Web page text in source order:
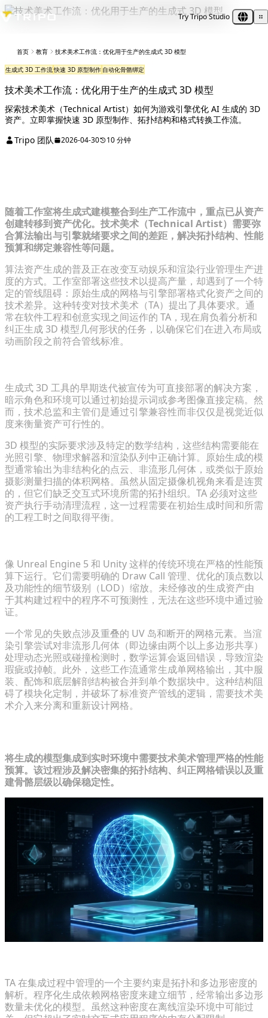
Try Tripo Studio
首页 教育 技术美术工作流：优化用于生产的生成式 3D 模型
生成式 3D 工作流快速 3D 原型制作 自动化骨骼绑定
技术美术工作流：优化用于生产的生成式 3D 模型
探索技术美术（Technical Artist）如何为游戏引擎优化 AI 生成的 3D
资产。立即掌握快速 3D 原型制作、拓扑结构和格式转换工作流。
Tripo 团队
2026-04-30 10 分钟
随着工作室将生成式建模整合到生产工作流中，重点已从资产
创建转移到资产优化。技术美术（Technical Artist）需要弥
合算法输出与引擎就绪要求之间的差距，解决拓扑结构、性能
预算和绑定兼容性等问题。
算法资产生成的普及正在改变互动娱乐和渲染行业管理生产进
度的方式。工作室部署这些技术以提高产量，却遇到了一个特
定的管线阻碍：原始生成的网格与引擎部署格式化资产之间的
技术差异。这种转变对技术美术（TA）提出了具体要求。通
常在软件工程和创意实现之间运作的 TA，现在肩负着分析和
纠正生成 3D 模型几何形状的任务，以确保它们在进入布局或
动画阶段之前符合管线标准。
生成式 3D 工具的早期迭代被宣传为可直接部署的解决方案，
暗示角色和环境可以通过初始提示词或参考图像直接定稿。然
而，技术总监和主管们是通过引擎兼容性而非仅仅是视觉近似
度来衡量资产可行性的。
3D 模型的实际要求涉及特定的数学结构，这些结构需要能在
光照引擎、物理求解器和渲染队列中正确计算。原始生成的模
型通常输出为非结构化的点云、非流形几何体，或类似于原始
摄影测量扫描的体积网格。虽然从固定摄像机视角来看是连贯
的，但它们缺乏交互式环境所需的拓扑组织。TA 必须对这些
资产执行手动清理流程，这一过程需要在初始生成时间和所需
的工程工时之间取得平衡。
像 Unreal Engine 5 和 Unity 这样的传统环境在严格的性能预
算下运行。它们需要明确的 Draw Call 管理、优化的顶点数以
及功能性的细节级别（LOD）缩放。未经修改的生成资产由
于其构建过程中的程序不可预测性，无法在这些环境中通过验
证。
一个常见的失败点涉及重叠的 UV 岛和断开的网格元素。当渲
染引擎尝试对非流形几何体（即边缘由两个以上多边形共享）
处理动态光照或碰撞检测时，数学运算会返回错误，导致渲染
瑕疵或掉帧。此外，这些工作流通常生成单网格输出，其中服
装、配饰和底层解剖结构被合并到单个数据块中。这种结构阻
碍了模块化定制，并破坏了标准资产管线的逻辑，需要技术美
术介入来分离和重新设计网格。
将生成的模型集成到实时环境中需要技术美术管理严格的性能
预算。该过程涉及解决密集的拓扑结构、纠正网格错误以及重
建骨骼层级以确保稳定性。
TA 在集成过程中管理的一个主要约束是拓扑和多边形密度的
解析。程序化生成依赖网格密度来建立细节，经常输出多边形
数量未优化的模型。虽然这种密度在离线渲染环境中可能过